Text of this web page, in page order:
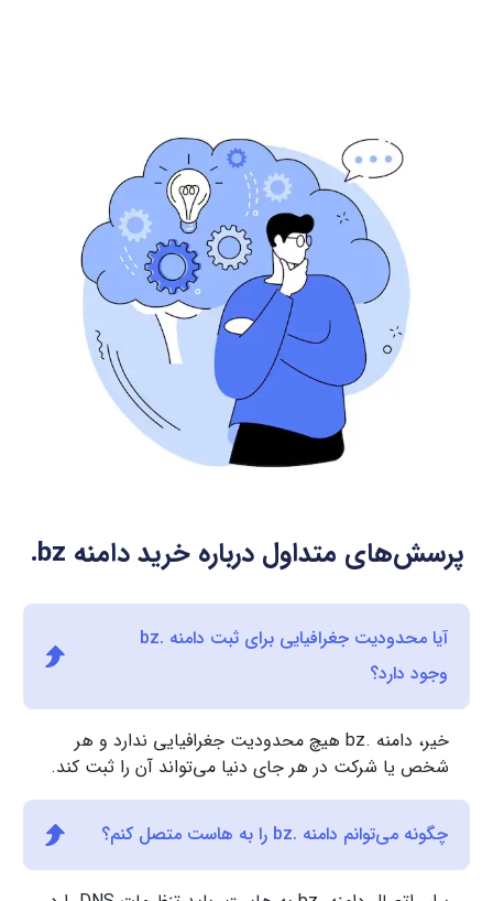
.bz پرسش‌های متداول درباره خرید دامنه
آیا محدودیت جغرافیایی برای ثبت دامنه .bz
وجود دارد؟
خیر، دامنه .bz هیچ محدودیت جغرافیایی ندارد و هر
شخص یا شرکت در هر جای دنیا می‌تواند آن را ثبت کند.
چگونه می‌توانم دامنه .bz را به هاست متصل کنم؟